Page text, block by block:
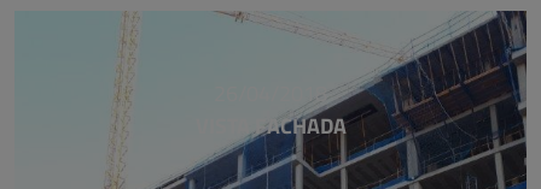
26/04/2018
VISTA FACHADA